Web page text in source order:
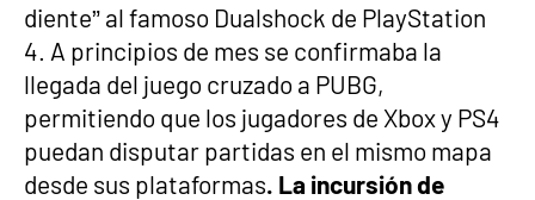
diente” al famoso Dualshock de PlayStation
4. A principios de mes se confirmaba la
llegada del juego cruzado a PUBG,
permitiendo que los jugadores de Xbox y PS4
puedan disputar partidas en el mismo mapa
desde sus plataformas. La incursión de